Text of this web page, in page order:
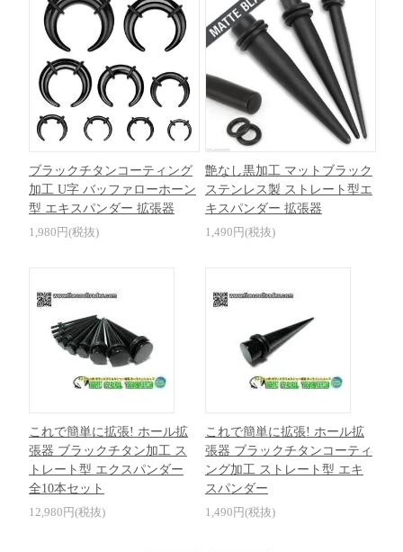
ブラックチタンコーティング
加工 U字 バッファローホーン
型 エキスパンダー 拡張器
1,980円(税抜)
艶なし黒加工 マットブラック
ステンレス製 ストレート型エ
キスパンダー 拡張器
1,490円(税抜)
これで簡単に拡張! ホール拡
張器 ブラックチタン加工 ス
トレート型 エクスパンダー
全10本セット
12,980円(税抜)
これで簡単に拡張! ホール拡
張器 ブラックチタンコーティ
ング加工 ストレート型 エキ
スパンダー
1,490円(税抜)